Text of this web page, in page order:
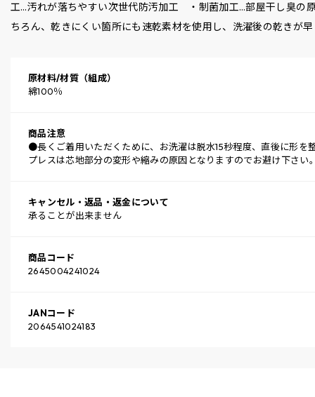
工…汚れが落ちやすい次世代防汚加工 ・制菌加工…部屋干し臭
ちろん、乾きにくい箇所にも速乾素材を使用し、洗濯後の乾きが
原材料/材質（組成）
綿100％
商品注意
●長くご着用いただくために、お洗濯は脱水15秒程度、直後に形
プレスは芯地部分の変形や縮みの原因となりますのでお避け下さい
キャンセル・返品・返金について
承ることが出来ません
商品コード
2645004241024
JANコード
2064541024183